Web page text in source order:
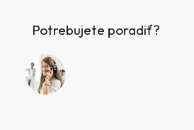
Potrebujete poradiť?